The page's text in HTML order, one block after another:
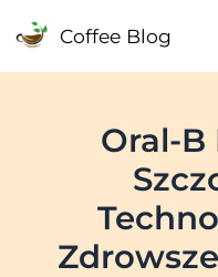
Coffee Blog
Oral-B